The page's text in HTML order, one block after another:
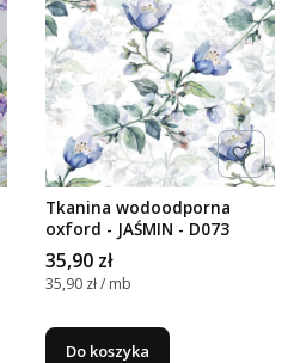
Tkanina wodoodporna
oxford - JAŚMIN - D073
Cena
35,90 zł
Cena jednostkowa
35,90 zł / mb
Do koszyka